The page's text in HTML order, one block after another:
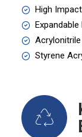
High
Styrene